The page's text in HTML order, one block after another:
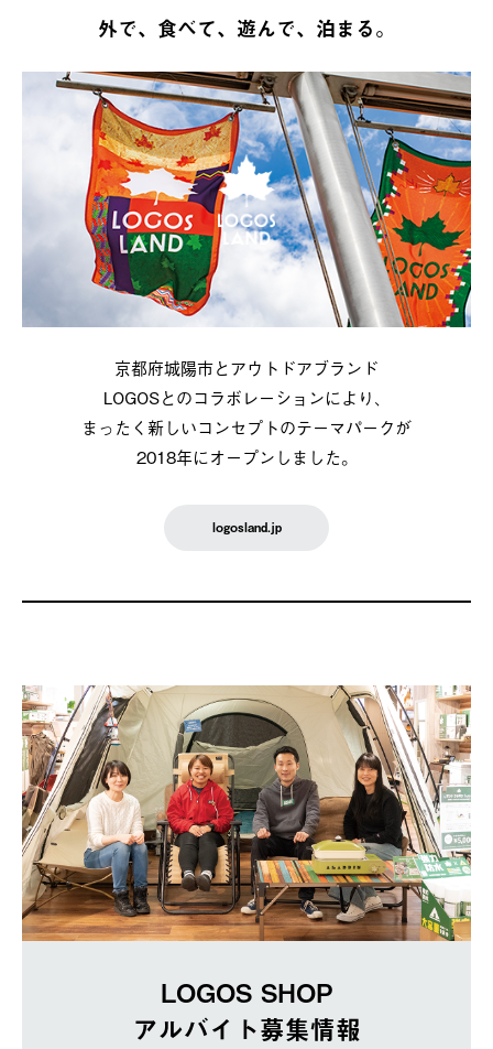
外で、食べて、遊んで、泊まる。
京都府城陽市とアウトドアブランド
LOGOSとのコラボレーションにより、
まったく新しいコンセプトのテーマパークが
2018年にオープンしました。
logosland.jp
LOGOS SHOP
アルバイト募集情報